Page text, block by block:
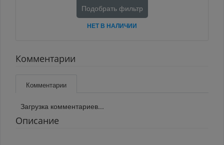
Подобрать фильтр
НЕТ В НАЛИЧИИ
Комментарии
Комментарии
Загрузка комментариев...
Описание